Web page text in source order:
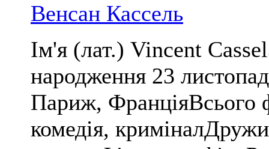
Венсан Кассель
Ім'я (лат.) Vincent
народження 23
Париж, ФранціяВсього
комедія,